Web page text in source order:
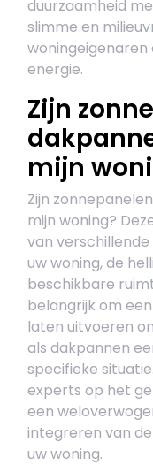
duurzaamheid
slimme en
woningeigenaren
energie.
Zijn
mijn
Zijn
mijn woning?
van
uw woning, de
beschikbare
belangrijk om
laten uitvoeren
als dakpannen
specifieke
experts op het
een
integreren van
uw woning.